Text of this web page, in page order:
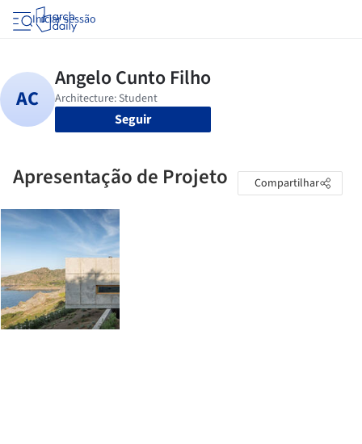
Iniciar sessão
Seguir
Apresentação de Projeto Compartilhar